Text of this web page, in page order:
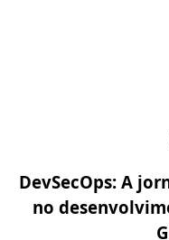
DevSecOps: A
no